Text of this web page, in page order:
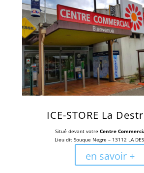
ICE-STORE La
Situé devant votre Centre
Lieu dit Souque Negre – 13112 LA
en savoir +